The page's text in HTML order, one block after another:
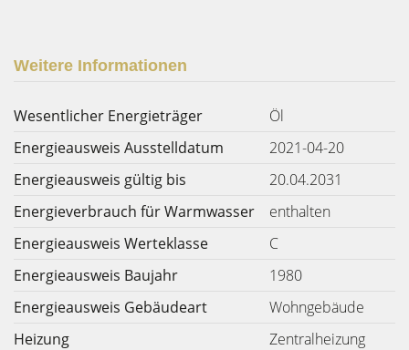
Weitere Informationen
Wesentlicher Energieträger
Öl
Energieausweis Ausstelldatum
2021-04-20
Energieausweis gültig bis
20.04.2031
Energieverbrauch für Warmwasser
enthalten
Energieausweis Werteklasse
C
Energieausweis Baujahr
1980
Energieausweis Gebäudeart
Wohngebäude
Heizung
Zentralheizung